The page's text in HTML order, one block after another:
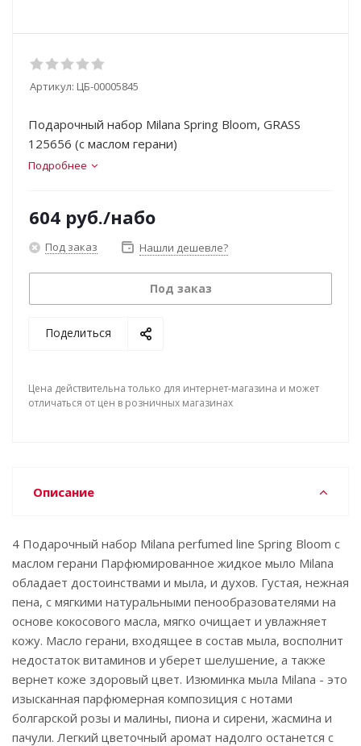
Артикул: ЦБ-00005845
Подарочный набор Milana Spring Bloom, GRASS
125656 (с маслом герани)
Подробнее
604 руб./набо
Под заказ Нашли дешевле?
Под заказ
Поделиться
Цена действительна только для интернет-магазина и может
отличаться от цен в розничных магазинах
Описание
4 Подарочный набор Milana perfumed line Spring Bloom с
маслом герани Парфюмированное жидкое мыло Milana
обладает достоинствами и мыла, и духов. Густая, нежная
пена, с мягкими натуральными пенообразователями на
основе кокосового масла, мягко очищает и увлажняет
кожу. Масло герани, входящее в состав мыла, восполнит
недостаток витаминов и уберет шелушение, а также
вернет коже здоровый цвет. Изюминка мыла Milana - это
изысканная парфюмерная композиция с нотами
болгарской розы и малины, пиона и сирени, жасмина и
пачули. Легкий цветочный аромат надолго останется с